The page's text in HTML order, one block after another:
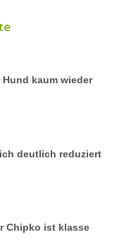
kaum wieder
deutlich reduziert
Chipko ist klasse